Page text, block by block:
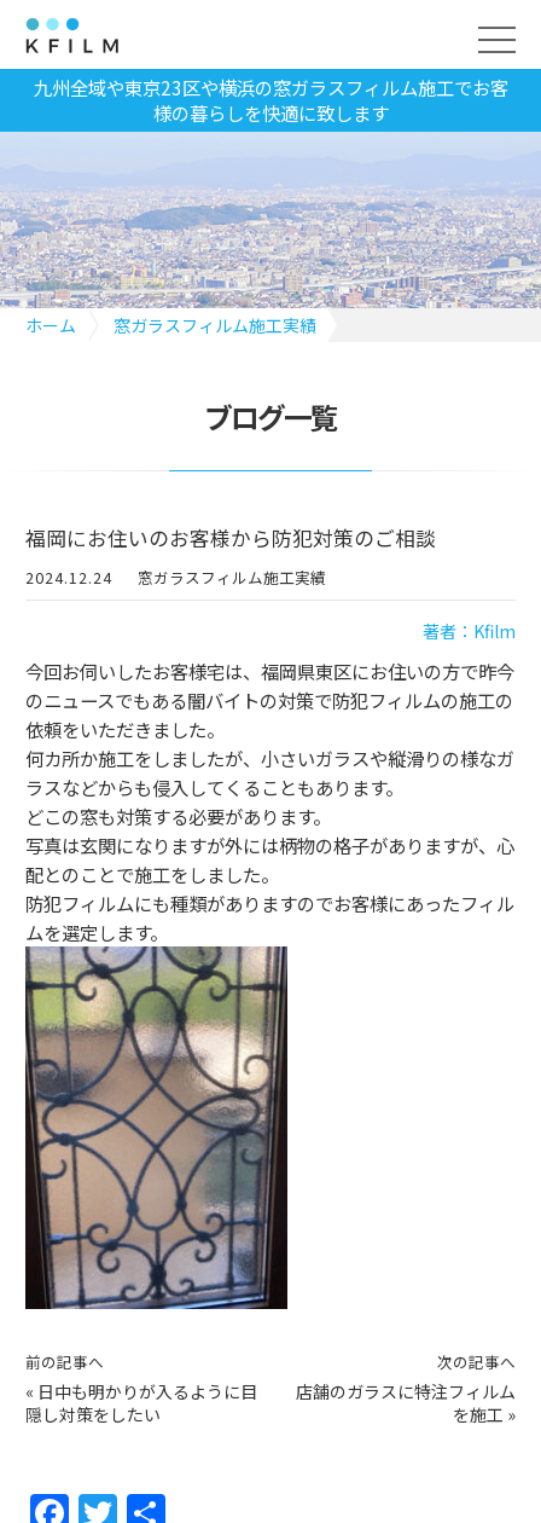
九州全域や東京23区や横浜の窓ガラスフィルム施工でお客
様の暮らしを快適に致します
ホーム
窓ガラスフィルム施工実績
ブログ一覧
福岡にお住いのお客様から防犯対策のご相談
2024.12.24 窓ガラスフィルム施工実績
著者：Kfilm
今回お伺いしたお客様宅は、福岡県東区にお住いの方で昨今
のニュースでもある闇バイトの対策で防犯フィルムの施工の
依頼をいただきました。
何カ所か施工をしましたが、小さいガラスや縦滑りの様なガ
ラスなどからも侵入してくることもあります。
どこの窓も対策する必要があります。
写真は玄関になりますが外には柄物の格子がありますが、心
配とのことで施工をしました。
防犯フィルムにも種類がありますのでお客様にあったフィル
ムを選定します。
前の記事へ
« 日中も明かりが入るように目
隠し対策をしたい
次の記事へ
店舗のガラスに特注フィルム
を施工 »